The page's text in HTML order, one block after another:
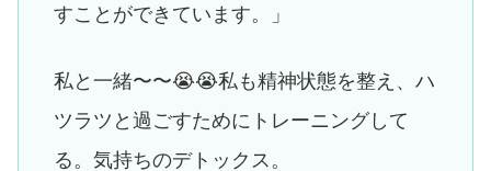
すことができています。」
私と一緒〜〜😭😭私も精神状態を整え、ハ
ツラツと過ごすためにトレーニングして
る。気持ちのデトックス。